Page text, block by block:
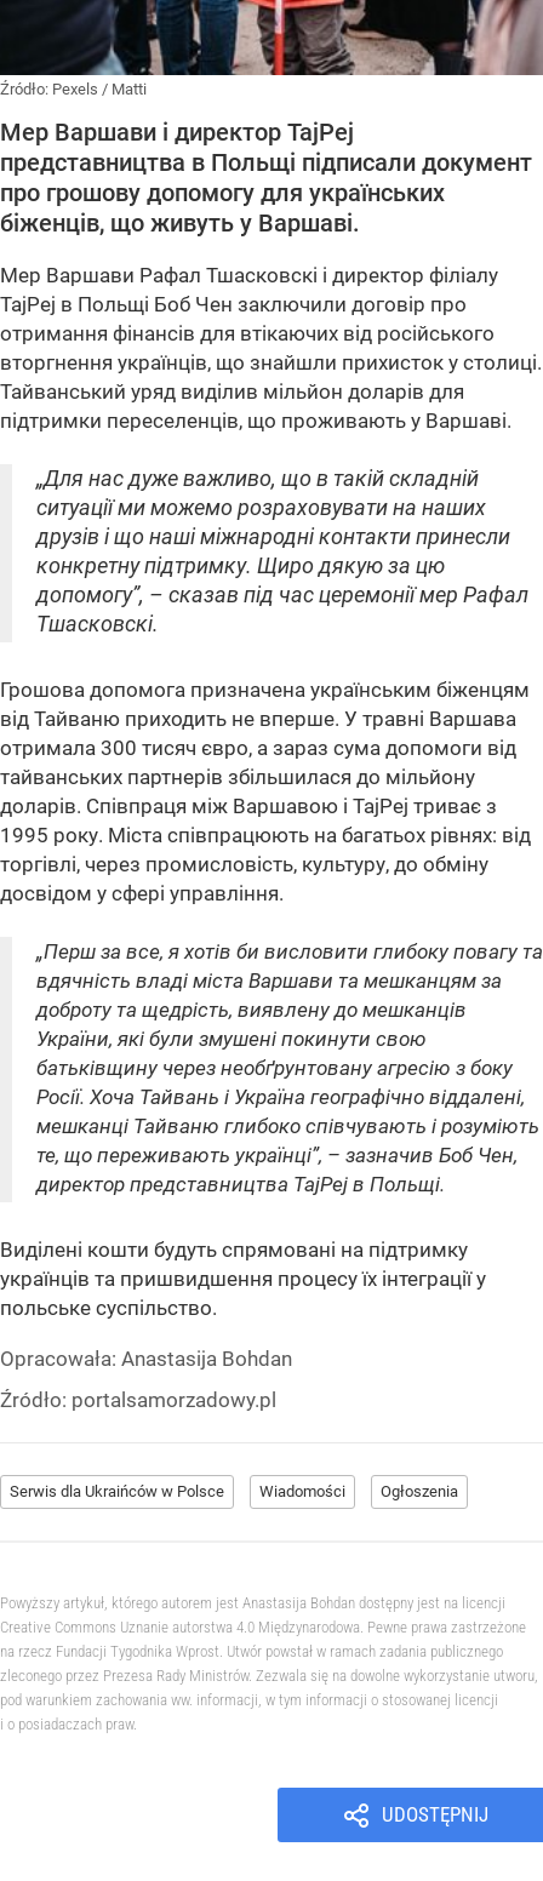
Źródło: Pexels / Matti
Мер Варшави і директор TajPej
представництва в Польщі підписали документ
про грошову допомогу для українських
біженців, що живуть у Варшаві.
Мер Варшави Рафал Тшасковскі і директор філіалу
TajPej в Польщі Боб Чен заключили договір про
отримання фінансів для втікаючих від російського
вторгнення українців, що знайшли прихисток у столиці.
Тайванський уряд виділив мільйон доларів для
підтримки переселенців, що проживають у Варшаві.
„Для нас дуже важливо, що в такій складній
ситуації ми можемо розраховувати на наших
друзів і що наші міжнародні контакти принесли
конкретну підтримку. Щиро дякую за цю
допомогу”, – сказав під час церемонії мер Рафал
Тшасковскі.
Грошова допомога призначена українським біженцям
від Тайваню приходить не вперше. У травні Варшава
отримала 300 тисяч євро, а зараз сума допомоги від
тайванських партнерів збільшилася до мільйону
доларів. Співпраця між Варшавою і TajPej триває з
1995 року. Міста співпрацюють на багатьох рівнях: від
торгівлі, через промисловість, культуру, до обміну
досвідом у сфері управління.
„Перш за все, я хотів би висловити глибоку повагу та
вдячність владі міста Варшави та мешканцям за
доброту та щедрість, виявлену до мешканців
України, які були змушені покинути свою
батьківщину через необґрунтовану агресію з боку
Росії. Хоча Тайвань і Україна географічно віддалені,
мешканці Тайваню глибоко співчувають і розуміють
те, що переживають українці”, – зазначив Боб Чен,
директор представництва TajPej в Польщі.
Виділені кошти будуть спрямовані на підтримку
українців та пришвидшення процесу їх інтеграції у
польське суспільство.
Opracowała: Anastasija Bohdan
Źródło: portalsamorzadowy.pl
Serwis dla Ukraińców w Polsce Wiadomości Ogłoszenia
Powyższy artykuł, którego autorem jest Anastasija Bohdan dostępny jest na licencji
Creative Commons Uznanie autorstwa 4.0 Międzynarodowa. Pewne prawa zastrzeżone
na rzecz Fundacji Tygodnika Wprost. Utwór powstał w ramach zadania publicznego
zleconego przez Prezesa Rady Ministrów. Zezwala się na dowolne wykorzystanie utworu,
pod warunkiem zachowania ww. informacji, w tym informacji o stosowanej licencji
i o posiadaczach praw.
UDOSTĘPNIJ